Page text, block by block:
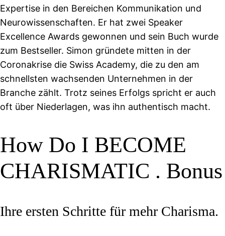
Expertise in den Bereichen Kommunikation und
Neurowissenschaften. Er hat zwei Speaker
Excellence Awards gewonnen und sein Buch wurde
zum Bestseller. Simon gründete mitten in der
Coronakrise die Swiss Academy, die zu den am
schnellsten wachsenden Unternehmen in der
Branche zählt. Trotz seines Erfolgs spricht er auch
oft über Niederlagen, was ihn authentisch macht.
How Do I BECOME
CHARISMATIC . Bonus
Ihre ersten Schritte für mehr Charisma.